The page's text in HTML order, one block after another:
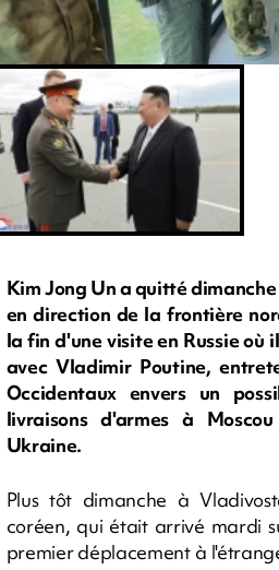
Kim Jong Un a quitté
en direction de la frontière
la fin d'une visite en Russie
avec Vladimir Poutine,
Occidentaux envers un
livraisons d'armes à
Ukraine.
Plus tôt dimanche à
coréen, qui était arrivé mardi
premier déplacement à